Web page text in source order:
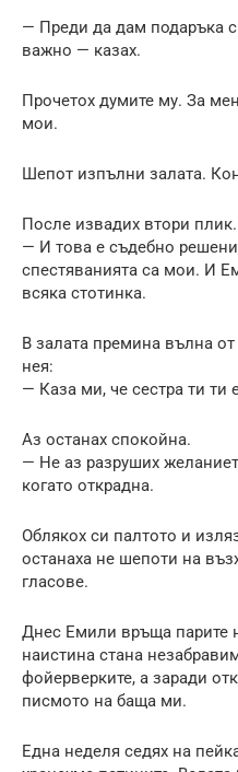
— Преди да дам подаръка
важно — казах.
Прочетох думите му. За
мои.
Шепот изпълни залата.
После извадих втори плик.
— И това е съдебно
спестяванията са мои. И
всяка стотинка.
В залата премина вълна
нея:
— Каза ми, че сестра ти ти
Аз останах спокойна.
— Не аз разруших
когато открадна.
Облякох си палтото и
останаха не шепоти на
гласове.
Днес Емили връща парите
наистина стана
фойерверките, а заради
писмото на баща ми.
Една неделя седях на